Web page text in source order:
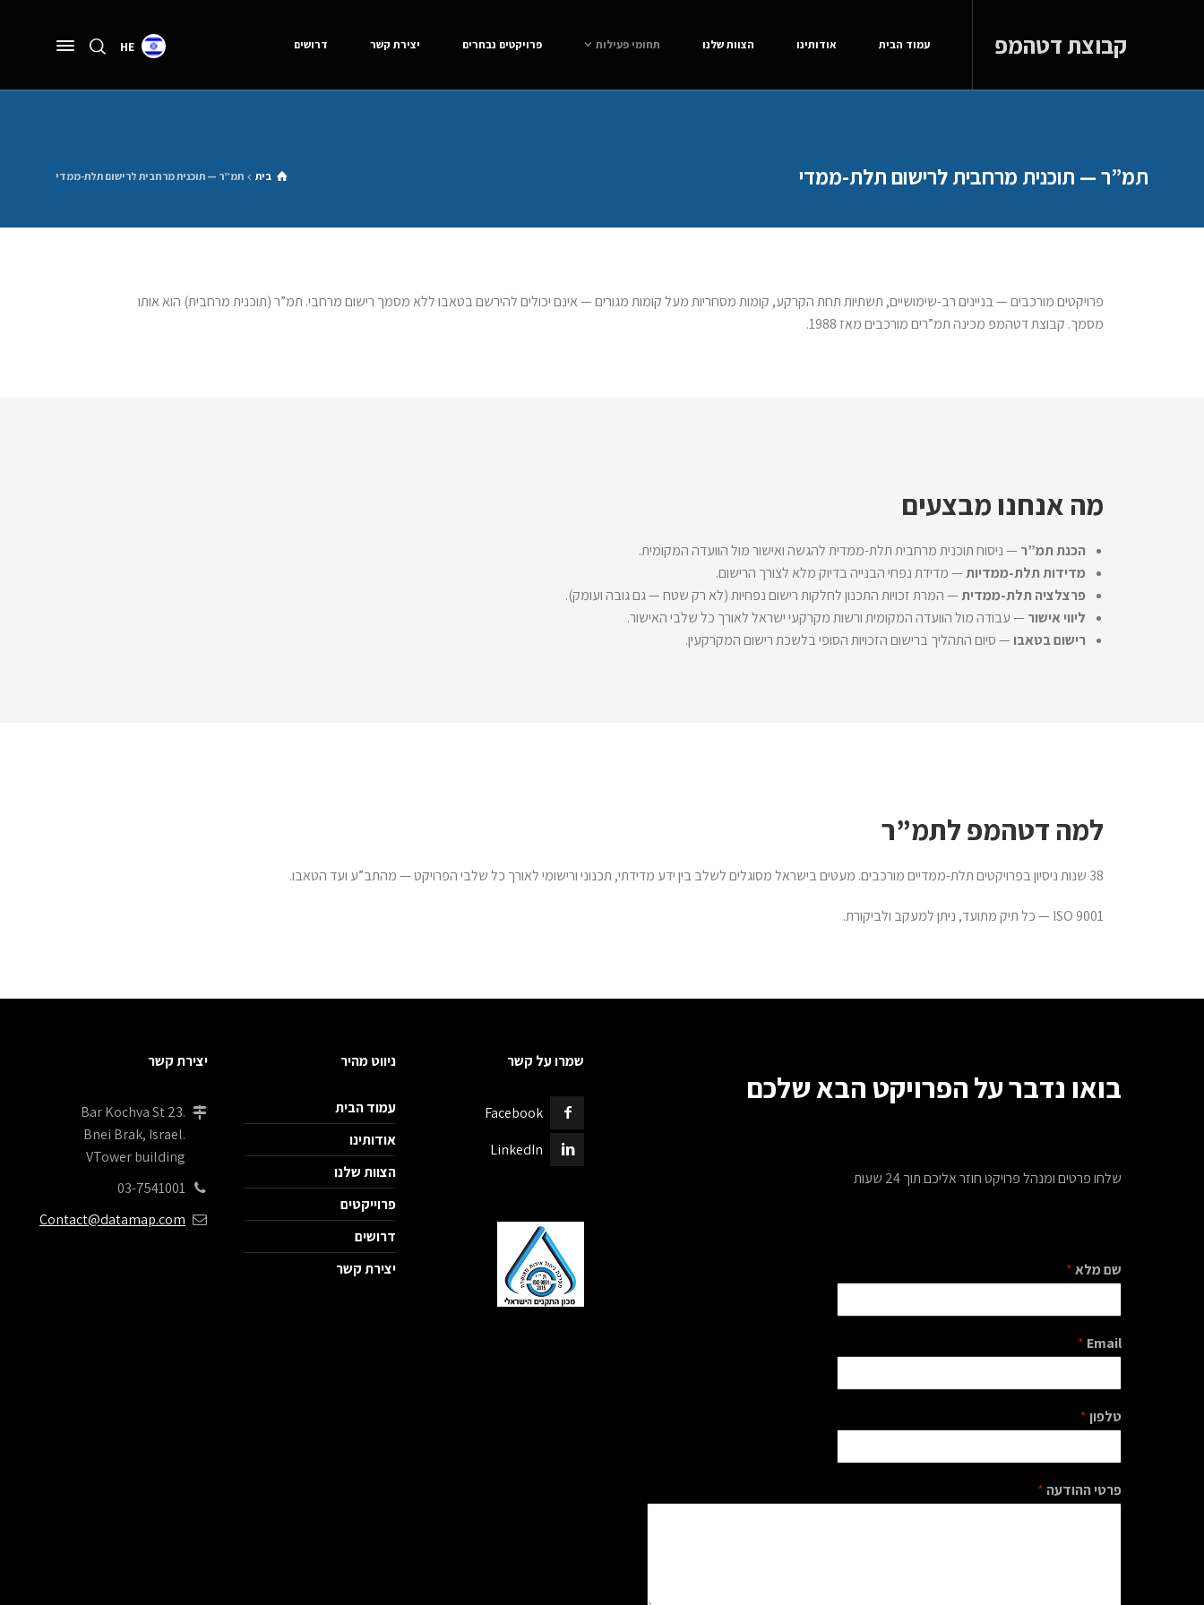
קבוצת דטהמפ עמוד הבית אודותינו הצוות שלנו תחומי פעילות פרויקטים נבחרים יצירת קשר דרושים HE
תמ”ר — תוכנית מרחבית לרישום תלת-ממדי בית תמ”ר — תוכנית מרחבית לרישום תלת-ממדי
פרויקטים מורכבים — בניינים רב-שימושיים, תשתיות תחת הקרקע, קומות מסחריות מעל קומות מגורים — אינם יכולים להירשם בטאבו ללא מסמך רישום מרחבי. תמ”ר (תוכנית מרחבית) הוא אותו
מסמך. קבוצת דטהמפ מכינה תמ”רים מורכבים מאז 1988.
מה אנחנו מבצעים
הכנת תמ”ר — ניסוח תוכנית מרחבית תלת-ממדית להגשה ואישור מול הוועדה המקומית.
מדידות תלת-ממדיות— מדידת נפחי הבנייה בדיוק מלא לצורך הרישום.
פרצלציה תלת-ממדית— המרת זכויות התכנון לחלקות רישום נפחיות (לא רק שטח — גם גובה ועומק).
ליווי אישור — עבודה מול הוועדה המקומית ורשות מקרקעי ישראל לאורך כל שלבי האישור.
רישום בטאבו — סיום התהליך ברישום הזכויות הסופי בלשכת רישום המקרקעין.
למה דטהמפ לתמ”ר
38 שנות ניסיון בפרויקטים תלת-ממדיים מורכבים. מעטים בישראל מסוגלים לשלב בין ידע מדידתי, תכנוני ורישומי לאורך כל שלבי הפרויקט — מהתב”ע ועד הטאבו.
ISO 9001 — כל תיק מתועד, ניתן למעקב ולביקורת.
בואו נדבר על הפרויקט הבא שלכם
שלחו פרטים ומנהל פרויקט חוזר אליכם תוך 24 שעות
שם מלא*
Email
*
טלפון *
פרטי ההודעה *
שמרו על קשר
Facebook
LinkedIn
ניווט מהיר
עמוד הבית
אודותינו
הצוות שלנו
פרוייקטים
דרושים
יצירת קשר
יצירת קשר
Bar Kochva St 23.
Bnei Brak, Israel.
VTower building
03-7541001
Contact@datamap.com